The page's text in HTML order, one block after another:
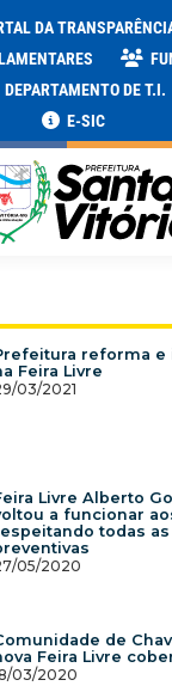
DA
DEPARTAMENTO DE T.I.
E-SIC
reforma e
Feira Livre
03/2021
Livre Alberto
a funcionar
todas
05/2020
de
Feira Livre
03/2020